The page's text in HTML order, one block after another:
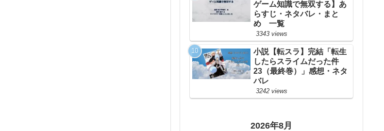
ゲーム知識で無双する】あ
らすじ・ネタバレ・まと
め 一覧
3343 views
小説【転スラ】完結「転生
したらスライムだった件
23（最終巻）」感想・ネタ
バレ
3242 views
2026年8月